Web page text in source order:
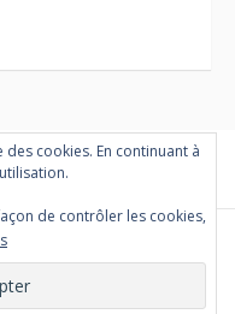
COMPAGNIE. Tous droits
FRT
cookies. En continuant à
de contrôler les cookies,